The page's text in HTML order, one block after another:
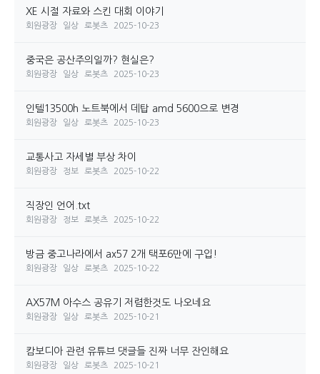
XE 시절 자료와 스킨 대회 이야기
회원광장 일상 로봇츠 2025-10-23
중국은 공산주의일까? 현실은?
회원광장 일상 로봇츠 2025-10-23
인텔13500h 노트북에서 데탑 amd 5600으로 변경
회원광장 일상 로봇츠 2025-10-23
교통사고 자세별 부상 차이
회원광장 정보 로봇츠 2025-10-22
직장인 언어.txt
회원광장 정보 로봇츠 2025-10-22
방금 중고나라에서 ax57 2개 택포6만에 구입!
회원광장 일상 로봇츠 2025-10-22
AX57M 아수스 공유기 저렴한것도 나오네요
회원광장 일상 로봇츠 2025-10-21
캄보디아 관련 유튜브 댓글들 진짜 너무 잔인해요
회원광장 일상 로봇츠 2025-10-21